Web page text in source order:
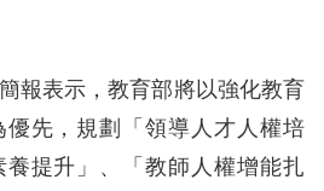
報表示，教育部將以強化教育
優先，規劃「領導人才人權培
提升」、「教師人權增能扎